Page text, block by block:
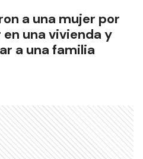
a una mujer por
una vivienda y
a una familia